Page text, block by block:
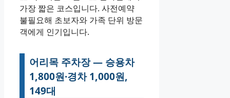
가장 짧은 코스입니다. 사전예약
불필요해 초보자와 가족 단위 방문
객에게 인기입니다.
어리목 주차장 — 승용차
1,800원·경차 1,000원,
149대